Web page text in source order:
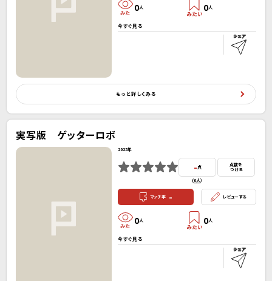
0人 0人
今すぐ見る
もっと詳しくみる
実写版 ゲッターロボ
2025年
-点
(0人）
点数を
つける
マッチ率 - レビューする
0人 0人
今すぐ見る